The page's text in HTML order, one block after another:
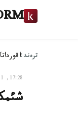
ترەند:اقوردا
17:28, 11 قاڭتار 2010